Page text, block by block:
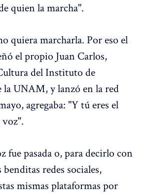
quien la marcha".
quiera marcharla. Por eso el
el propio Juan Carlos,
del Instituto de
UNAM, y lanzó en la red
agregaba: "Y tú eres el
voz".
fue pasada o, para decirlo con
redes sociales,
mismas plataformas por